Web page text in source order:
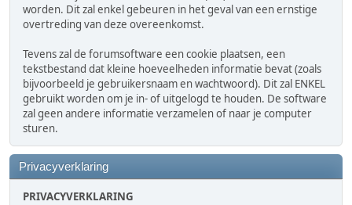
worden. Dit zal enkel gebeuren in het geval van een ernstige
overtreding van deze overeenkomst.
Tevens zal de forumsoftware een cookie plaatsen, een
tekstbestand dat kleine hoeveelheden informatie bevat (zoals
bijvoorbeeld je gebruikersnaam en wachtwoord). Dit zal ENKEL
gebruikt worden om je in- of uitgelogd te houden. De software
zal geen andere informatie verzamelen of naar je computer
sturen.
Privacyverklaring
PRIVACYVERKLARING